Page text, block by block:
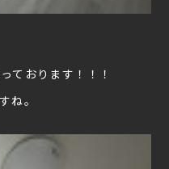
ております！！！
ね。